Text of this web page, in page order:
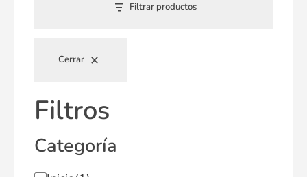
Filtrar productos
Cerrar
Filtros
Categoría